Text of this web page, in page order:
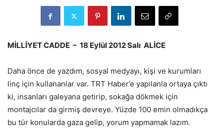
MİLLİYET CADDE – 18 Eylül 2012 Salı ALİCE
Daha önce de yazdım, sosyal medyayı, kişi ve kurumları
linç için kullananlar var. TRT Haber’e yapılanla ortaya çıktı
ki, insanları galeyana getirip, sokağa dökmek için
montajcılar da girmiş devreye. Yüzde 100 emin olmadıkça
bu tür konularda gaza gelip, yorum yapmamak lazım.